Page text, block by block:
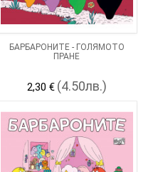
БАРБАРОНИТЕ - ГОЛЯМОТО
ПРАНЕ
2,30 € (4.50лв.)